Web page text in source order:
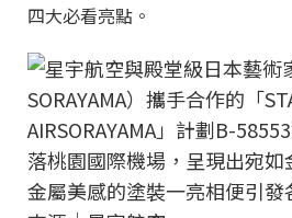
四大必看亮點。